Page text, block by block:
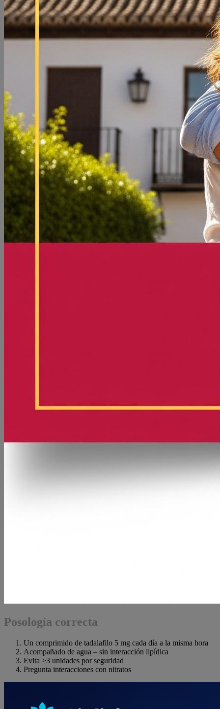
Posología correcta
Un comprimido de tadalafilo 5 mg cada día a la misma hora
Acompañado de agua – sin interacción lipídica
Evita >3 unidades por seguridad
Pregunta interacciones con nitratos